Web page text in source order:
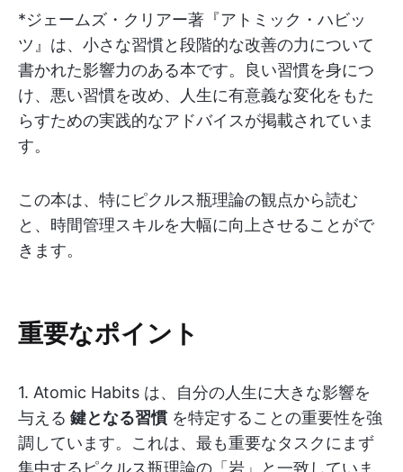
*ジェームズ・クリアー著『アトミック・ハビッ
ツ』は、小さな習慣と段階的な改善の力について
書かれた影響力のある本です。良い習慣を身につ
け、悪い習慣を改め、人生に有意義な変化をもた
らすための実践的なアドバイスが掲載されていま
す。
この本は、特にピクルス瓶理論の観点から読む
と、時間管理スキルを大幅に向上させることがで
きます。
重要なポイント
1. Atomic Habits は、自分の人生に大きな影響を
与える 鍵となる習慣 を特定することの重要性を強
調しています。これは、最も重要なタスクにまず
集中するピクルス瓶理論の「岩」と一致していま